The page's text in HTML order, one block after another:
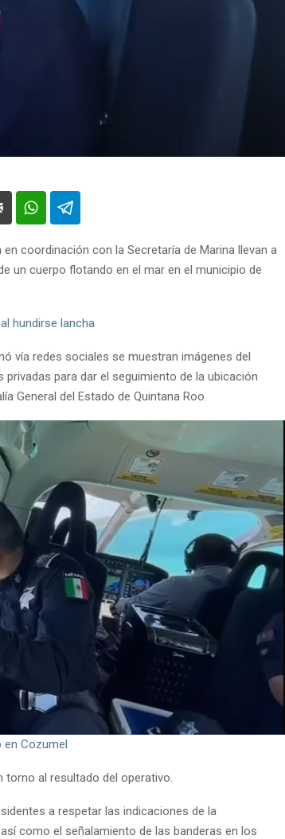
coordinación con la Secretaría de Marina llevan a
un cuerpo flotando en el mar en el municipio de
hundirse lancha
vía redes sociales se muestran imágenes del
para dar el seguimiento de la ubicación
General del Estado de Quintana Roo.
en Cozumel
al resultado del operativo.
a respetar las indicaciones de la
como el señalamiento de las banderas en los